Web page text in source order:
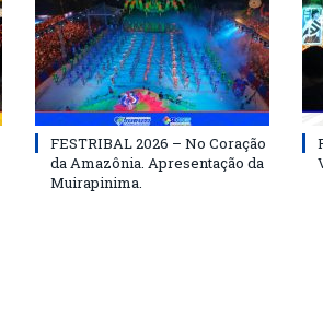
FESTRIBAL 2026 – No Coração
da Amazônia. Apresentação da
Muirapinima.